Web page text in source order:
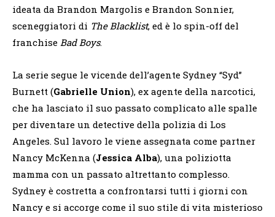
ideata da Brandon Margolis e Brandon Sonnier,
sceneggiatori di The Blacklist, ed è lo spin-off del
franchise Bad Boys.
La serie segue le vicende dell’agente Sydney “Syd”
Burnett (Gabrielle Union), ex agente della narcotici,
che ha lasciato il suo passato complicato alle spalle
per diventare un detective della polizia di Los
Angeles. Sul lavoro le viene assegnata come partner
Nancy McKenna (Jessica Alba), una poliziotta
mamma con un passato altrettanto complesso.
Sydney è costretta a confrontarsi tutti i giorni con
Nancy e si accorge come il suo stile di vita misterioso